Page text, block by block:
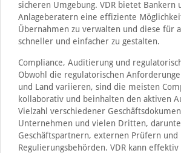
sicheren Umgebung. VDR bietet Bankern
Anlageberatern eine effiziente
Übernahmen zu verwalten und diese für
schneller und einfacher zu gestalten.
Compliance, Auditierung und
Obwohl die regulatorischen
und Land variieren, sind die meisten
kollaborativ und beinhalten den aktiven
Vielzahl verschiedener
Unternehmen und vielen Dritten,
Geschäftspartnern, externen Prüfern und
Regulierungsbehörden. VDR kann